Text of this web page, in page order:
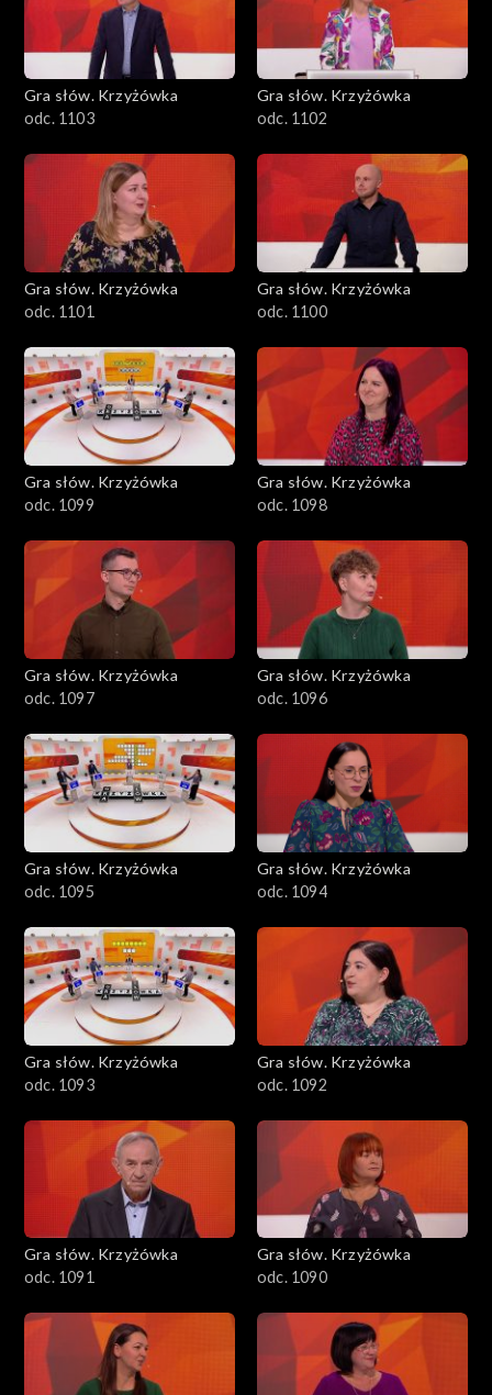
Gra słów. Krzyżówka
odc. 1103
Gra słów. Krzyżówka
odc. 1102
Gra słów. Krzyżówka
odc. 1101
Gra słów. Krzyżówka
odc. 1100
Gra słów. Krzyżówka
odc. 1099
Gra słów. Krzyżówka
odc. 1098
Gra słów. Krzyżówka
odc. 1097
Gra słów. Krzyżówka
odc. 1096
Gra słów. Krzyżówka
odc. 1095
Gra słów. Krzyżówka
odc. 1094
Gra słów. Krzyżówka
odc. 1093
Gra słów. Krzyżówka
odc. 1092
Gra słów. Krzyżówka
odc. 1091
Gra słów. Krzyżówka
odc. 1090